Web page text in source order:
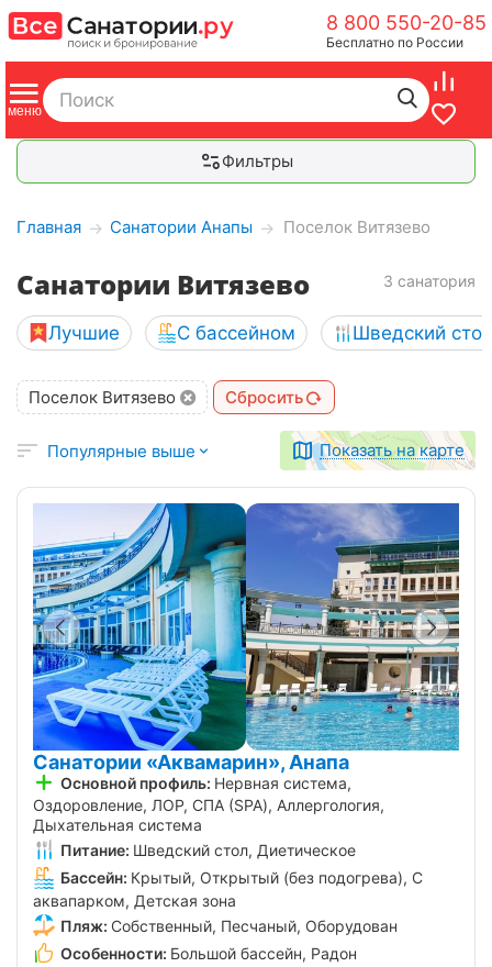
8 800 550-20-85
Бесплатно по России
Фильтры
Главная → Санатории Анапы → Поселок Витязево
Санатории Витязево 3 санатория
Лучшие С бассейном Шведский стол
Поселок Витязево Сбросить
Популярные выше Показать на карте
Санатории «Аквамарин», Анапа
Основной профиль: Нервная система,
Оздоровление, ЛОР, СПА (SPA), Аллергология,
Дыхательная система
Питание: Шведский стол, Диетическое
Бассейн: Крытый, Открытый (без подогрева), С
аквапарком, Детская зона
Пляж: Собственный, Песчаный, Оборудован
Особенности: Большой бассейн, Радон